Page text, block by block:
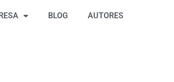
BLOG AUTORES